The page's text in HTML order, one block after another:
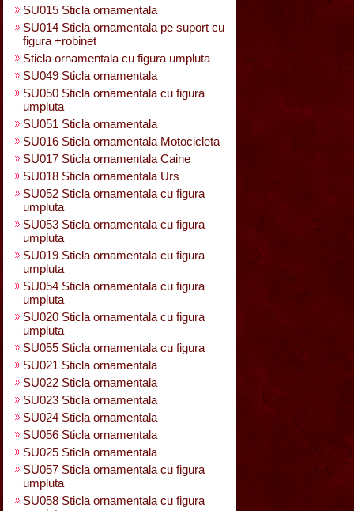
SU015 Sticla ornamentala
SU014 Sticla ornamentala pe suport cu
figura +robinet
Sticla ornamentala cu figura umpluta
SU049 Sticla ornamentala
SU050 Sticla ornamentala cu figura
umpluta
SU051 Sticla ornamentala
SU016 Sticla ornamentala Motocicleta
SU017 Sticla ornamentala Caine
SU018 Sticla ornamentala Urs
SU052 Sticla ornamentala cu figura
umpluta
SU053 Sticla ornamentala cu figura
umpluta
SU019 Sticla ornamentala cu figura
umpluta
SU054 Sticla ornamentala cu figura
umpluta
SU020 Sticla ornamentala cu figura
umpluta
SU055 Sticla ornamentala cu figura
SU021 Sticla ornamentala
SU022 Sticla ornamentala
SU023 Sticla ornamentala
SU024 Sticla ornamentala
SU056 Sticla ornamentala
SU025 Sticla ornamentala
SU057 Sticla ornamentala cu figura
umpluta
SU058 Sticla ornamentala cu figura